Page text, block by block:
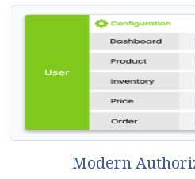
Modern